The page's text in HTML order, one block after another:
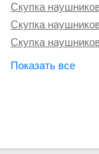
Скупка
Скупка
Скупка